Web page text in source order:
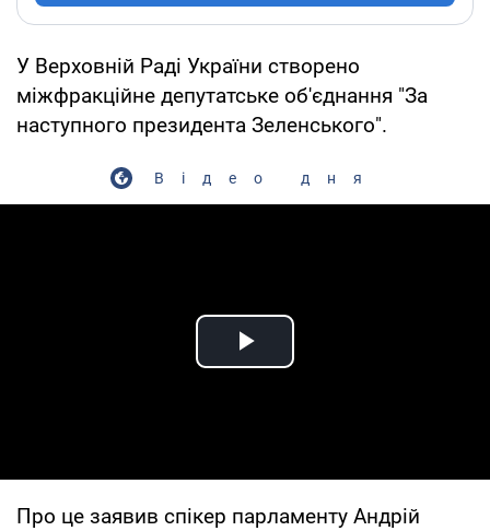
У Верховній Раді України створено
міжфракційне депутатське об'єднання "За
наступного президента Зеленського".
Відео дня
Play Video
Про це заявив спікер парламенту Андрій